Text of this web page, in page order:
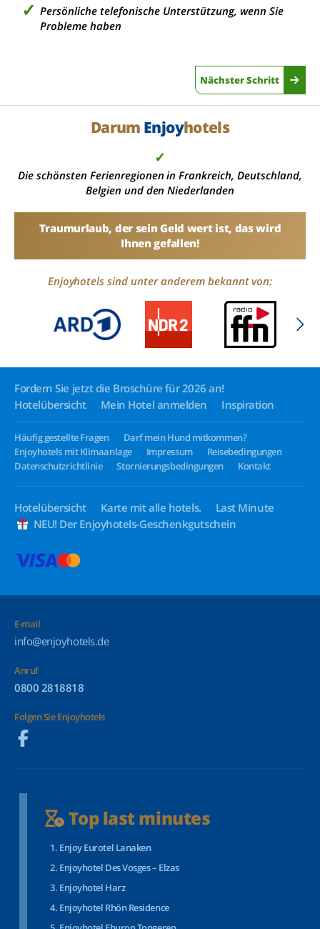
Persönliche telefonische Unterstützung, wenn Sie
Probleme haben
Nächster Schritt
Darum Enjoyhotels
✓
Die schönsten Ferienregionen in Frankreich, Deutschland,
Belgien und den Niederlanden
Traumurlaub, der sein Geld wert ist, das wird
Ihnen gefallen!
Enjoyhotels sind unter anderem bekannt von:
Fordern Sie jetzt die Broschüre für 2026 an!
Hotelübersicht
Mein Hotel anmelden Inspiration
Häufig gestellte Fragen
Darf mein Hund mitkommen?
Enjoyhotels mit Klimaanlage
Impressum
Reisebedingungen
Datenschutzrichtlinie
Stornierungsbedingungen Kontakt
Hotelübersicht Karte mit alle hotels.
Last Minute
NEU! Der Enjoyhotels-Geschenkgutschein
E-mail
info@enjoyhotels.de
Anruf
0800 2818818
Folgen Sie Enjoyhotels
Top last minutes
Enjoy Eurotel Lanaken
Enjoyhotel Des Vosges – Elzas
Enjoyhotel Harz
Enjoyhotel Rhön Residence